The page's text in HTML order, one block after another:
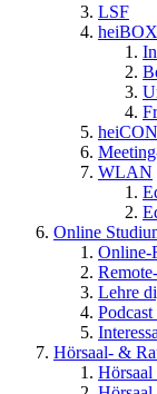
LSF
heiBOX
WLAN
Online
Online-
Lehre
Podcast
Hörsaal- &
Hörsaal